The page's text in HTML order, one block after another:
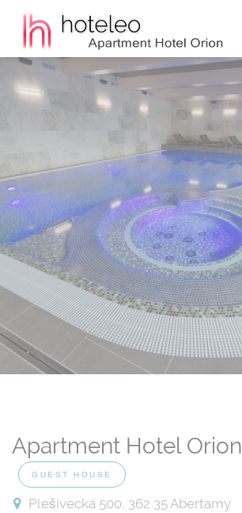
Apartment Hotel Orion
GUEST HOUSE
Plešivecká 500, 362 35 Abertamy